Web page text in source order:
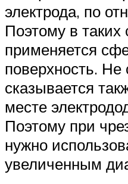
электрода, по
Поэтому в
применяется
поверхность. Не
сказывается
месте
Поэтому при
нужно
увеличенным